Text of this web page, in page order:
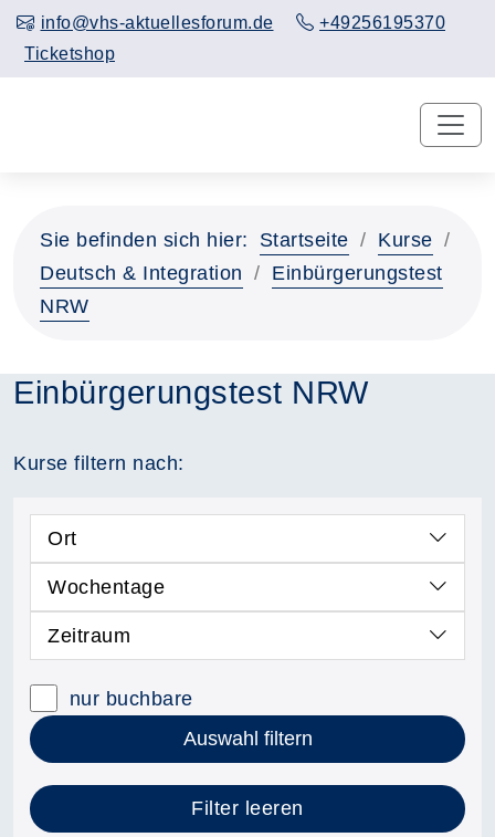
info@vhs-aktuellesforum.de
+49256195370
Ticketshop
Sie befinden sich hier: Startseite
Kurse
Deutsch & Integration
Einbürgerungstest
NRW
Einbürgerungstest NRW
Kurse filtern nach:
Ort
Wochentage
Zeitraum
nur buchbare
Auswahl filtern
Filter leeren